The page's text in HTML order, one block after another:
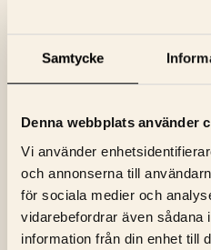
Samtycke
Denna webbplats använder
Vi använder
och annonserna till
för sociala medier och
vidarebefordrar även sådana
information från din enhet till
John Randolph Jones
Läs mer